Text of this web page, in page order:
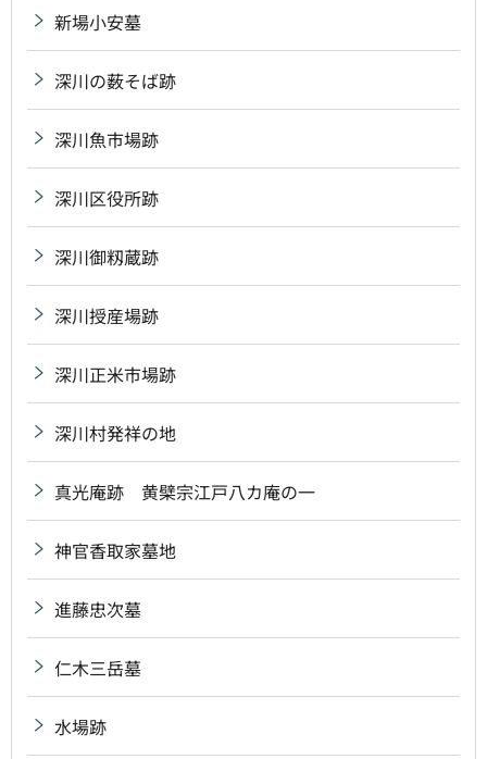
新場小安墓
深川の薮そば跡
深川魚市場跡
深川区役所跡
深川御籾蔵跡
深川授産場跡
深川正米市場跡
深川村発祥の地
真光庵跡 黄檗宗江戸八カ庵の一
神官香取家墓地
進藤忠次墓
仁木三岳墓
水場跡